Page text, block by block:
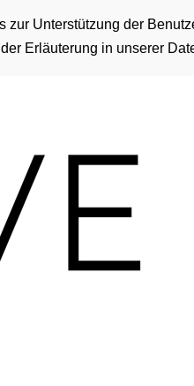
zur Unterstützung der
Erläuterung in unserer